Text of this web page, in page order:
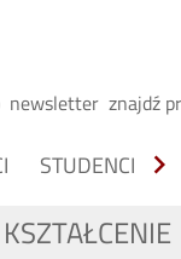
newsletter znajdź
STUDENCI chevron_right
KSZTAŁCENIE